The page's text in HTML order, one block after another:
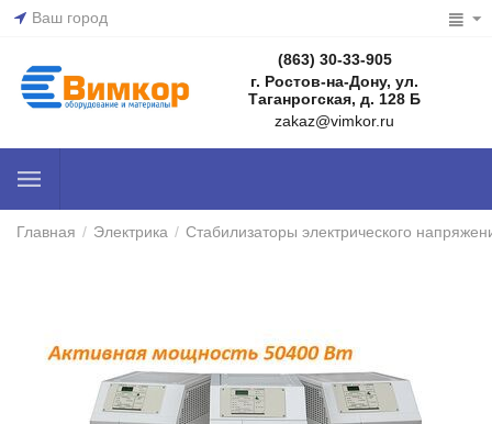
Ваш город
(863) 30-33-905
г. Ростов-на-Дону, ул.
Таганрогская, д. 128 Б
zakaz@vimkor.ru
Главная / Электрика / Стабилизаторы электрического